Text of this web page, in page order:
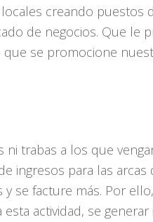
creando puestos
de negocios. Que le
se promocione
trabas a los que
ingresos para las
se facture más. Por
esta actividad, se